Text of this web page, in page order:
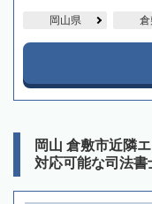
岡山県 倉
岡山 倉敷市近隣
対応可能な司法書